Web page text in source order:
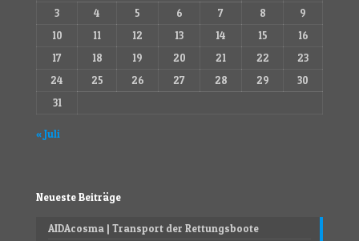
3
4 5 6 7 8
9
10
11 12 13 14 15
16
17
18 19 20 21 22
23
24
25 26 27 28 29
30
31
« Juli
Neueste Beiträge
AIDAcosma | Transport der Rettungsboote